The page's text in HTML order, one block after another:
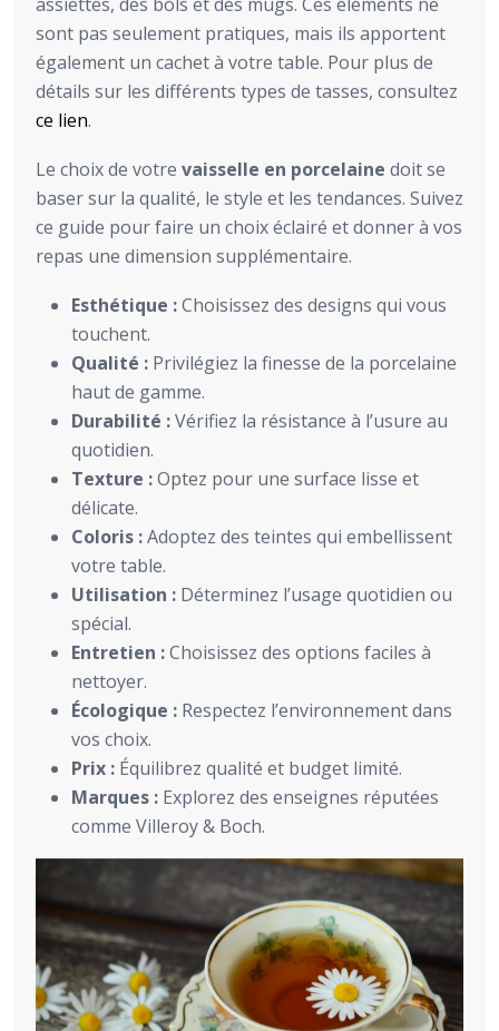
sont pas seulement pratiques, mais ils apportent
également un cachet à votre table. Pour plus de
détails sur les différents types de tasses, consultez
ce lien.
Le choix de votre vaisselle en porcelaine doit se
baser sur la qualité, le style et les tendances. Suivez
ce guide pour faire un choix éclairé et donner à vos
repas une dimension supplémentaire.
Esthétique :Choisissez des designs qui vous
touchent.
Qualité : Privilégiez la finesse de la porcelaine
haut de gamme.
Durabilité :Vérifiez la résistance à l’usure au
quotidien.
Texture :Optez pour une surface lisse et
délicate.
Coloris :Adoptez des teintes qui embellissent
votre table.
Utilisation : Déterminez l’usage quotidien ou
spécial.
Entretien :Choisissez des options faciles à
nettoyer.
Écologique : Respectez l’environnement dans
vos choix.
Prix : Équilibrez qualité et budget limité.
Marques : Explorez des enseignes réputées
comme Villeroy & Boch.